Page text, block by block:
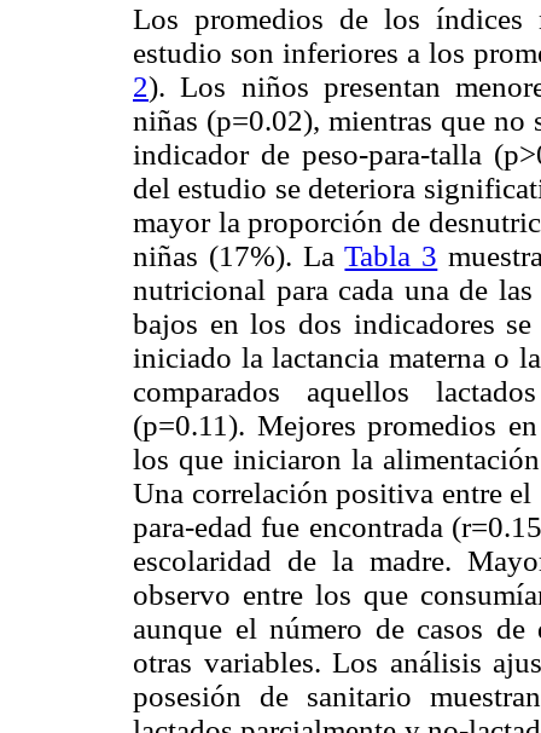
Los promedios de los índices
estudio son inferiores a los
2). Los niños presentan
niñas (p=0.02), mientras que no
indicador de peso-para-talla
del estudio se deteriora
mayor la proporción de
niñas (17%). LaTabla 3
nutricional para cada una de
bajos en los dos indicadores
iniciado la lactancia materna o
comparados aquellos
(p=0.11). Mejores promedios
los que iniciaron la
Una correlación positiva entre
para-edad fue encontrada
escolaridad de la madre.
observo entre los que
aunque el número de casos
otras variables. Los análisis
posesión de sanitario